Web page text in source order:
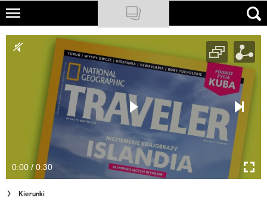
Skip
main
NATIONAL GEOGRAPHIC
TRAVELER
PODCASTY
Newsletter
Cuda Polski
Wielki Konkurs Fotograficzny
0:00 / 0:30
Kierunki